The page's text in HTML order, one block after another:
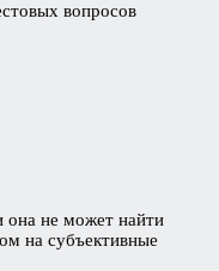
вопросов
она не может найти
на субъективные